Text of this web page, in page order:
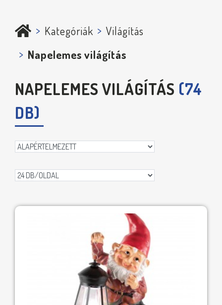
Kategóriák
Világítás
Napelemes világítás
NAPELEMES VILÁGÍTÁS (74
DB)